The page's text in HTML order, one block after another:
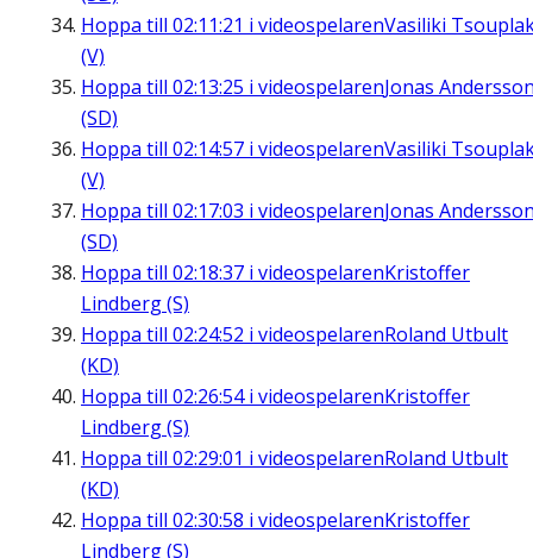
Hoppa till 02:11:21 i videospelarenVasiliki
(V)
Hoppa till 02:13:25 i videospelarenJonas
(SD)
Hoppa till 02:14:57 i videospelarenVasiliki
(V)
Hoppa till 02:17:03 i videospelarenJonas
(SD)
Hoppa till 02:18:37 i videospelarenKristoffer
Lindberg (S)
Hoppa till 02:24:52 i videospelarenRoland Utbult
(KD)
Hoppa till 02:26:54i videospelarenKristoffer
Lindberg (S)
Hoppa till 02:29:01 i videospelarenRoland Utbult
(KD)
Hoppa till 02:30:58 i videospelarenKristoffer
Lindberg (S)